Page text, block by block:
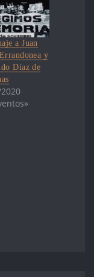
a Juan
y
Díaz de